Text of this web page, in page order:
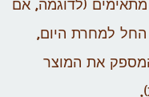
(לדוגמה, אם
החל למחרת היום,
את המוצר